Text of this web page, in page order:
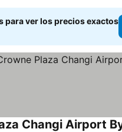
para ver los precios exactos
Changi Airport